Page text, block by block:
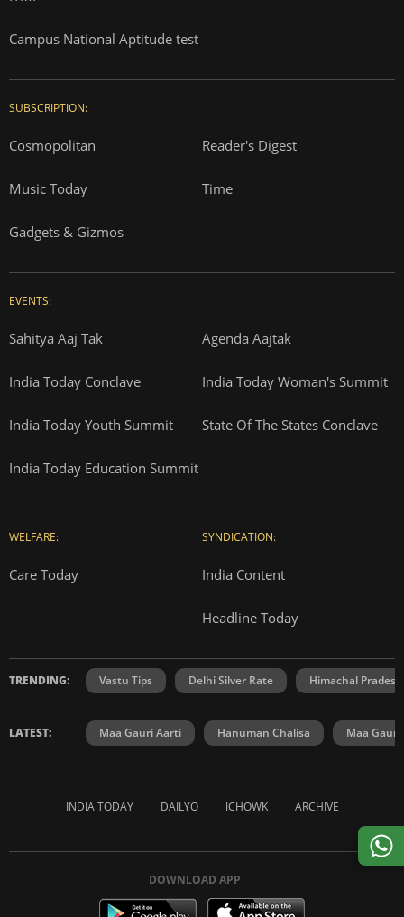
Campus National Aptitude test
SUBSCRIPTION:
Cosmopolitan Reader's Digest
Music Today Time
Gadgets & Gizmos
EVENTS:
Sahitya Aaj Tak Agenda Aajtak
India Today Conclave India Today Woman's Summit
India Today Youth Summit State Of The States Conclave
India Today Education Summit
WELFARE:
Care Today
SYNDICATION:
India Content
Headline Today
TRENDING: Vastu Tips Delhi Silver Rate Himachal
LATEST: Maa Gauri Aarti Hanuman Chalisa Maa Gauri
INDIA TODAY DAILYO ICHOWK ARCHIVE
DOWNLOAD APP